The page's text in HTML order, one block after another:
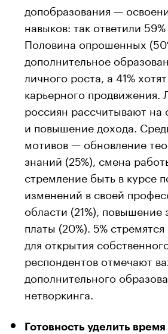
допобразования —
навыков: так ответили
Половина опрошенных
дополнительное
личного роста, а 41%
карьерного продвижения.
россиян рассчитывают
и повышение дохода.
мотивов — обновление
знаний (25%), смена
стремление быть в курсе
изменений в своей
области (21%), повышение
платы (20%). 5%
для открытия
респондентов отмечают
дополнительного
нетворкинга.
Готовность уделить